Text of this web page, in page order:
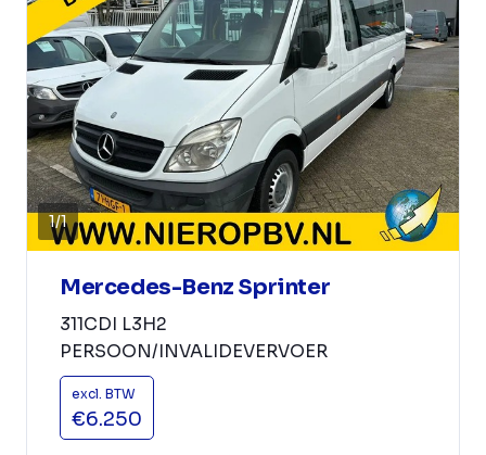
1/1
Mercedes-Benz Sprinter
311CDI L3H2
PERSOON/INVALIDEVERVOER
excl. BTW
€6.250